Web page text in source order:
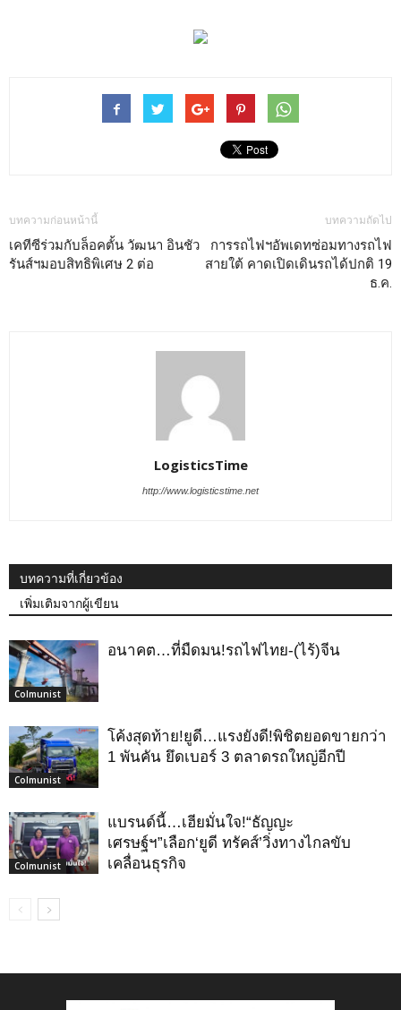
บทความก่อนหน้านี้
เคทีซีร่วมกับล็อคตั้น วัฒนา อินชัว
รันส์ฯมอบสิทธิพิเศษ 2 ต่อ
บทความถัดไป
การรถไฟฯอัพเดทซ่อมทางรถไฟ
สายใต้ คาดเปิดเดินรถได้ปกติ 19
ธ.ค.
LogisticsTime
http://www.logisticstime.net
บทความที่เกี่ยวข้อง
เพิ่มเติมจากผู้เขียน
Colmunist
อนาคต…ที่มืดมน!รถไฟไทย-(ไร้)จีน
Colmunist
โค้งสุดท้าย!ยูดี…แรงยังดี!พิชิตยอดขายกว่า
1 พันคัน ยึดเบอร์ 3 ตลาดรถใหญ่อีกปี
Colmunist
­แบรนด์นี้…เฮียมั่นใจ!“ธัญญะ
เศรษฐ์ฯ”เลือก‘ยูดี ทรัคส์’วิ่งทางไกลขับ
เคลื่อนธุรกิจ